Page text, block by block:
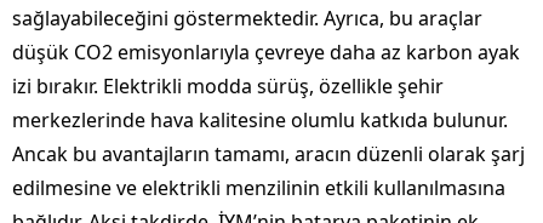
sağlayabileceğini göstermektedir. Ayrıca, bu araçlar
düşük CO2 emisyonlarıyla çevreye daha az karbon ayak
izi bırakır. Elektrikli modda sürüş, özellikle şehir
merkezlerinde hava kalitesine olumlu katkıda bulunur.
Ancak bu avantajların tamamı, aracın düzenli olarak şarj
edilmesine ve elektrikli menzilinin etkili kullanılmasına